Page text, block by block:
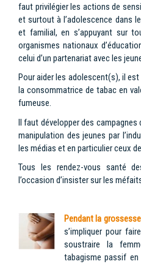
faut privilégier les actions de
et surtout à l’adolescence dans
et familial, en s’appuyant sur
organismes nationaux
celui d’un partenariat avec les
Pour aider les adolescent(s), il
la consommatrice de tabac en
fumeuse.
Il faut développer des
manipulation des jeunes par
les médias et en particulier ceux
Tous les rendez-vous santé
l’occasion d’insister sur les
Pendant la grossesse
s’impliquer pour
soustraire la
tabagisme passif